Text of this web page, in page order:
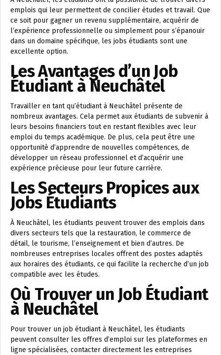
emplois qui leur permettent de concilier études et travail. Que
ce soit pour gagner un revenu supplémentaire, acquérir de
l’expérience professionnelle ou simplement pour s’épanouir
dans un domaine spécifique, les jobs étudiants sont une
excellente option.
Les Avantages d’un Job
Étudiant à Neuchâtel
Travailler en tant qu’étudiant à Neuchâtel présente de
nombreux avantages. Cela permet aux étudiants de subvenir à
leurs besoins financiers tout en restant flexibles avec leur
emploi du temps académique. De plus, cela peut être une
opportunité d’apprendre de nouvelles compétences, de
développer un réseau professionnel et d’acquérir une
expérience précieuse pour leur future carrière.
Les Secteurs Propices aux
Jobs Étudiants
À Neuchâtel, les étudiants peuvent trouver des emplois dans
divers secteurs tels que la restauration, le commerce de
détail, le tourisme, l’enseignement et bien d’autres. De
nombreuses entreprises locales offrent des postes adaptés
aux horaires des étudiants, ce qui facilite la recherche d’un job
compatible avec les études.
Où Trouver un Job Étudiant
à Neuchâtel
Pour trouver un job étudiant à Neuchâtel, les étudiants
peuvent consulter les offres d’emploi sur les plateformes en
ligne spécialisées, contacter directement les entreprises